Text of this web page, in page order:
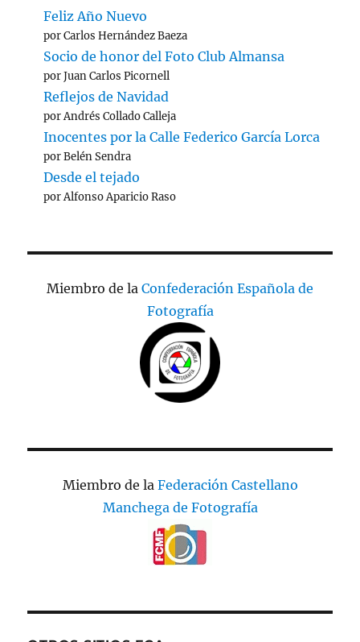
Feliz Año Nuevo
por Carlos Hernández Baeza
Socio de honor del Foto Club Almansa
por Juan Carlos Picornell
Reflejos de Navidad
por Andrés Collado Calleja
Inocentes por la Calle Federico García Lorca
por Belén Sendra
Desde el tejado
por Alfonso Aparicio Raso
Miembro de la Confederación Española de
Fotografía
Miembro de la Federación Castellano
Manchega de Fotografía